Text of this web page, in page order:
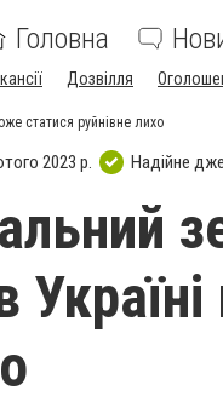
Головна
Дозвілля
статися руйнівне лихо
2023 р. Надійне